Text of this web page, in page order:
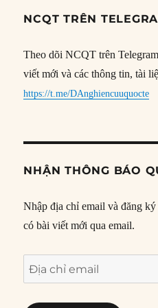
NCQT TRÊN
Theo dõi NCQT trên
viết mới và các thông tin, tài
https://t.me/DAnghiencuuquocte
NHẬN THÔNG BÁO
Nhập địa chỉ email và đăng
có bài viết mới qua email.
Địa
chỉ
email